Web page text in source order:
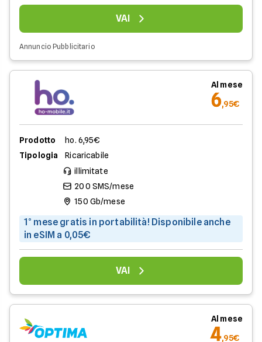
VAI
Annuncio Pubblicitario
Al mese
6,95€
Prodotto
ho. 6,95€
Tipologia
Ricaricabile
illimitate
200 SMS/mese
150 Gb/mese
1° mese gratis in portabilità! Disponibile anche
in eSIM a 0,05€
VAI
Al mese
4,95€